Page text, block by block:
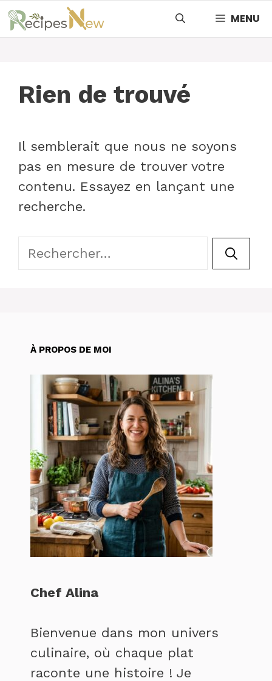
Aller
au
MENU
Rien de trouvé
Il semblerait que nous ne soyons
pas en mesure de trouver votre
contenu. Essayez en lançant une
recherche.
Rechercher :
À PROPOS DE MOI
Chef Alina
Bienvenue dans mon univers
culinaire, où chaque plat
raconte une histoire ! Je